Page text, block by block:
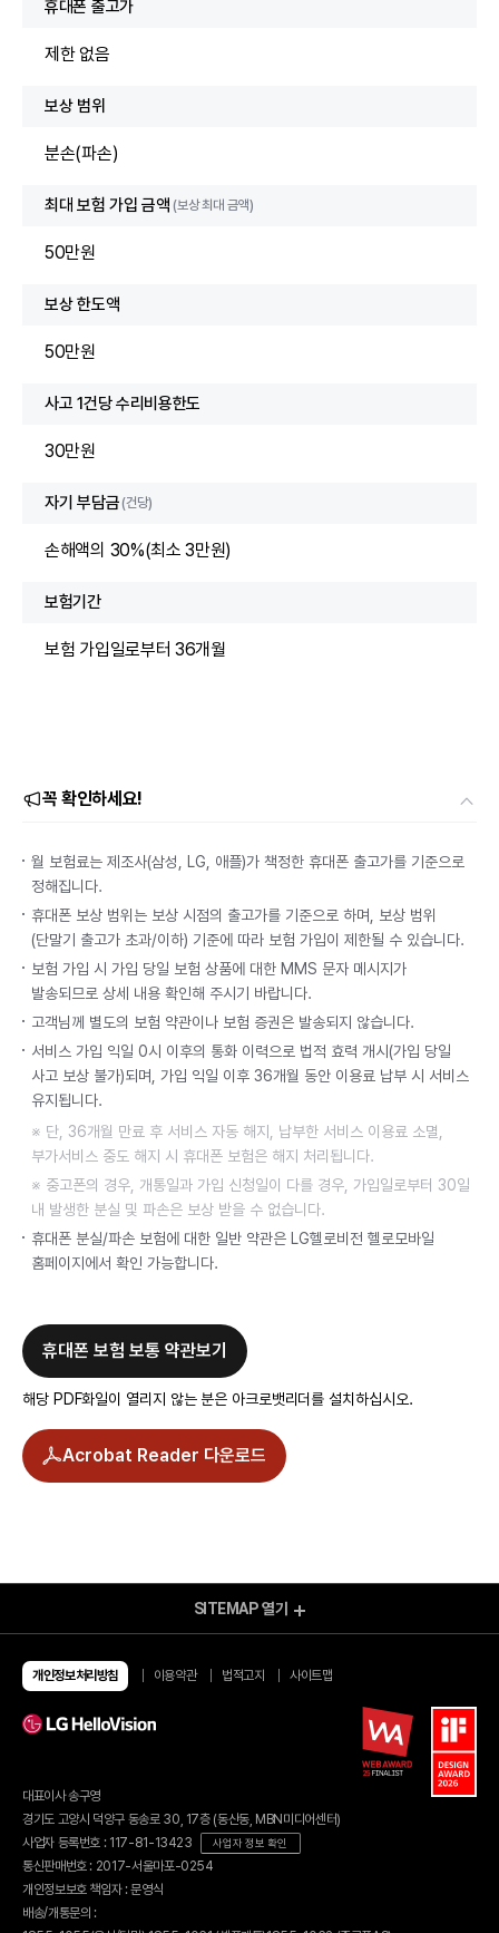
휴대폰 출고가
제한 없음
보상 범위
분손(파손)
최대 보험 가입 금액 (보상 최대 금액)
50만원
보상 한도액
50만원
사고 1건당 수리비용한도
30만원
자기 부담금(건당)
손해액의 30%(최소 3만원)
보험기간
보험 가입일로부터 36개월
꼭 확인하세요!
월 보험료는 제조사(삼성, LG, 애플)가 책정한 휴대폰 출고가를 기준으로
정해집니다.
휴대폰 보상 범위는 보상 시점의 출고가를 기준으로 하며, 보상 범위
(단말기 출고가 초과/이하) 기준에 따라 보험 가입이 제한될 수 있습니다.
보험 가입 시 가입 당일 보험 상품에 대한 MMS 문자 메시지가
발송되므로 상세 내용 확인해 주시기 바랍니다.
고객님께 별도의 보험 약관이나 보험 증권은 발송되지 않습니다.
서비스 가입 익일 0시 이후의 통화 이력으로 법적 효력 개시(가입 당일
사고 보상 불가)되며, 가입 익일 이후 36개월 동안 이용료 납부 시 서비스
유지됩니다.
※ 단, 36개월 만료 후 서비스 자동 해지, 납부한 서비스 이용료 소멸,
부가서비스 중도 해지 시 휴대폰 보험은 해지 처리됩니다.
※ 중고폰의 경우, 개통일과 가입 신청일이 다를 경우, 가입일로부터 30일
내 발생한 분실 및 파손은 보상 받을 수 없습니다.
휴대폰 분실/파손 보험에 대한 일반 약관은 LG헬로비전 헬로모바일
홈페이지에서 확인 가능합니다.
휴대폰 보험 보통 약관보기
해당 PDF화일이 열리지 않는 분은 아크로뱃리더를 설치하십시오.
Acrobat Reader 다운로드
알뜰요금제
유심/eSIM 요금제
유심구매
번개배송
eSIM 가이드
부가서비스
휴대폰기기
휴대폰 구매
휴대폰 요금제
알뜰인터넷
할인카드
헬로모바일 결합
SITEMAP 열기
개인정보처리방침 이용약관 법적고지 사이트맵
대표이사 송구영
경기도 고양시 덕양구 동송로 30, 17층 (동산동, MBN미디어센터)
사업자 등록번호 : 117-81-13423
사업자 정보 확인
통신판매번호 : 2017-서울마포-0254
개인정보보호 책임자 : 문영식
배송/개통문의 :